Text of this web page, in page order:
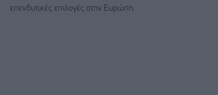
επενδυτικές επιλογές στην Ευρώπη.